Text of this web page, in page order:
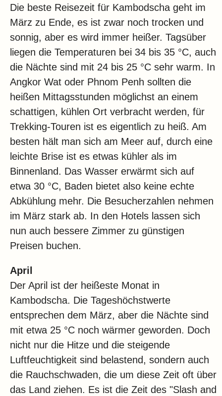
Die beste Reisezeit für Kambodscha geht im
März zu Ende, es ist zwar noch trocken und
sonnig, aber es wird immer heißer. Tagsüber
liegen die Temperaturen bei 34 bis 35 °C, auch
die Nächte sind mit 24 bis 25 °C sehr warm. In
Angkor Wat oder Phnom Penh sollten die
heißen Mittagsstunden möglichst an einem
schattigen, kühlen Ort verbracht werden, für
Trekking-Touren ist es eigentlich zu heiß. Am
besten hält man sich am Meer auf, durch eine
leichte Brise ist es etwas kühler als im
Binnenland. Das Wasser erwärmt sich auf
etwa 30 °C, Baden bietet also keine echte
Abkühlung mehr. Die Besucherzahlen nehmen
im März stark ab. In den Hotels lassen sich
nun auch bessere Zimmer zu günstigen
Preisen buchen.
April
Der April ist der heißeste Monat in
Kambodscha. Die Tageshöchstwerte
entsprechen dem März, aber die Nächte sind
mit etwa 25 °C noch wärmer geworden. Doch
nicht nur die Hitze und die steigende
Luftfeuchtigkeit sind belastend, sondern auch
die Rauchschwaden, die um diese Zeit oft über
das Land ziehen. Es ist die Zeit des "Slash and